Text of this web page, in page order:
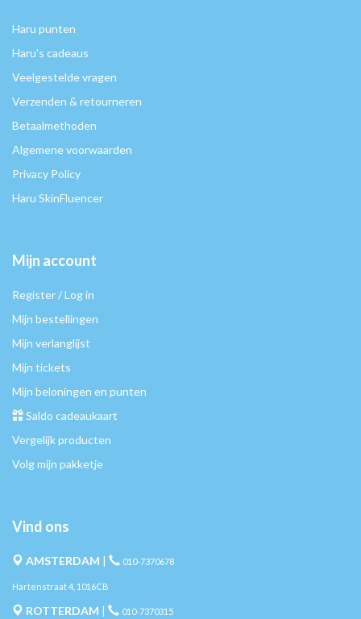
Haru punten
Haru's cadeaus
Veelgestelde vragen
Verzenden & retourneren
Betaalmethoden
Algemene voorwaarden
Privacy Policy
Haru SkinFluencer
Mijn account
Register / Log in
Mijn bestellingen
Mijn verlanglijst
Mijn tickets
Mijn beloningen en punten
Saldo cadeaukaart
Vergelijk producten
Volg mijn pakketje
Vind ons
AMSTERDAM | 010-7370678
Hartenstraat 4, 1016CB
ROTTERDAM | 010-7370315